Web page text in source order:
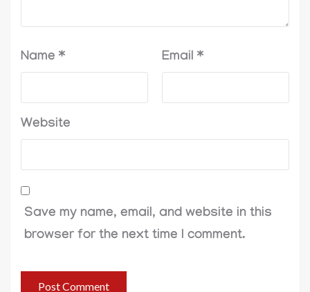
Name * Email *
Website
Save my name, email, and website in this
browser for the next time I comment.